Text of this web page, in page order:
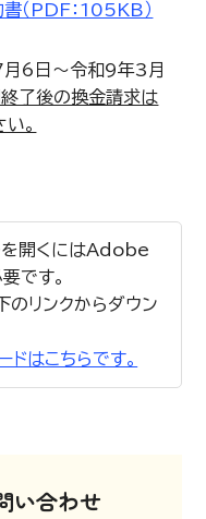
（PDF：105KB）
6日～令和9年3月
了後の換金請求は
。
を開くにはAdobe
です。
リンクからダウン
はこちらです。
い合わせ